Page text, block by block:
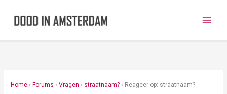
Home › Forums › Vragen › straatnaam? › Reageer op: straatnaam?